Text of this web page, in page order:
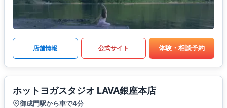
店舗情報 公式サイト 体験・相談予約
ホットヨガスタジオ LAVA銀座本店
御成門駅から車で4分